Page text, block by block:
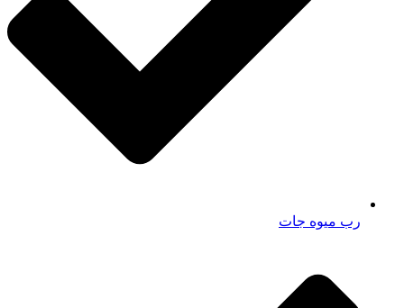
رب میوه جات